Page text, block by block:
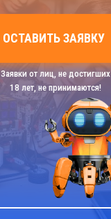
ОСТАВИТЬ ЗАЯВКУ
Заявки от лиц, не достигших
18 лет, не принимаются!